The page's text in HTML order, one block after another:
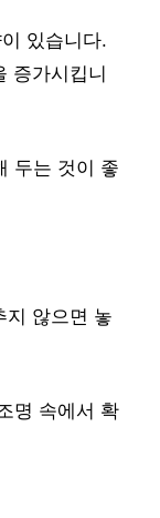
있습니다.
증가시킵니
두는 것이 좋
지 않으면 놓
명 속에서 확